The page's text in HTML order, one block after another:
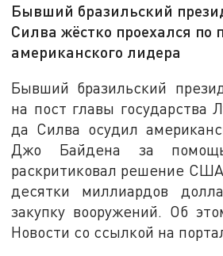
Бывший бразильский
Силва жёстко проехался по
американского лидера
Бывший бразильский
на пост главы государства
да Силва осудил
Джо Байдена за
раскритиковал решение
десятки миллиардов
закупку вооружений. Об
Новости со ссылкой на